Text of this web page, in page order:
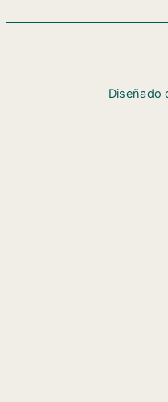
Diseñado